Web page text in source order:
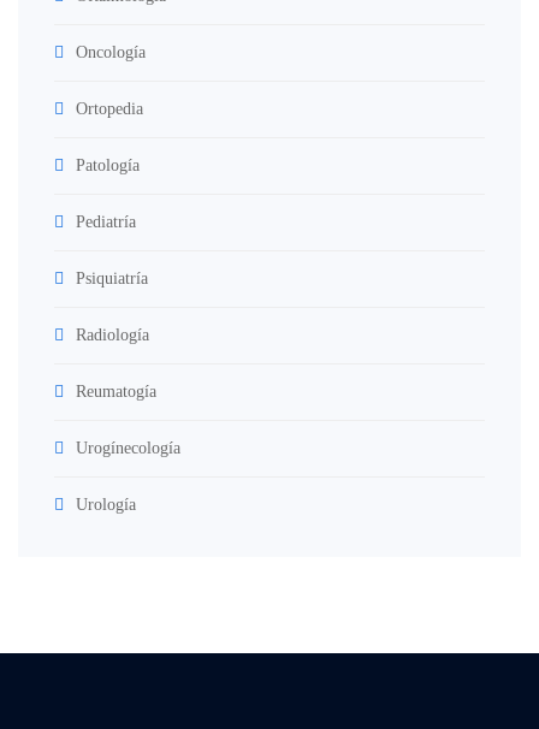
Oncología
Ortopedia
Patología
Pediatría
Psiquiatría
Radiología
Reumatogía
Urogínecología
Urología